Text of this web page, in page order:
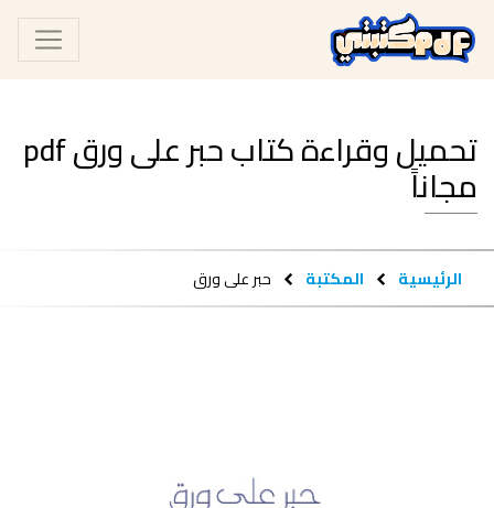
تحميل وقراءة كتاب حبر على ورق pdf
مجاناً
الرئيسية المكتبة حبر على ورق